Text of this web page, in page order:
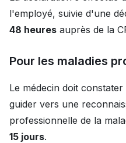
l'employé, suivie d'une
48 heures auprès de la
Pour les maladies
Le médecin doit
guider vers une
professionnelle de la
15 jours.